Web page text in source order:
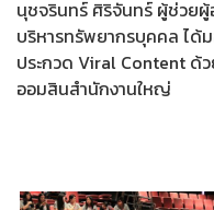
นุชจรินทร์ ศิริจันทร์ ผู้ช่วยผู้
บริหารทรัพยากรบุคคล ได้
ประกวด Viral Content ด้
ออมสินสำนักงานใหญ่